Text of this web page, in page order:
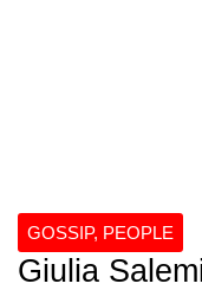
GOSSIP, PEOPLE
Giulia